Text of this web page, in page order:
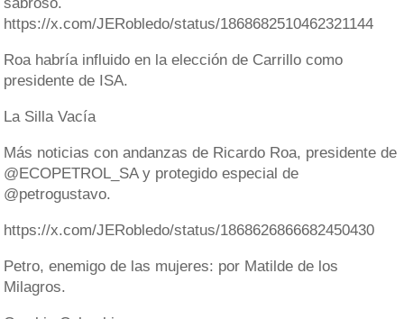
https://x.com/JERobledo/status/1868682510462321144
Roa habría influido en la elección de Carrillo como
presidente de ISA.
La Silla Vacía
Más noticias con andanzas de Ricardo Roa, presidente de
@ECOPETROL_SA y protegido especial de
@petrogustavo.
https://x.com/JERobledo/status/1868626866682450430
Petro, enemigo de las mujeres: por Matilde de los
Milagros.